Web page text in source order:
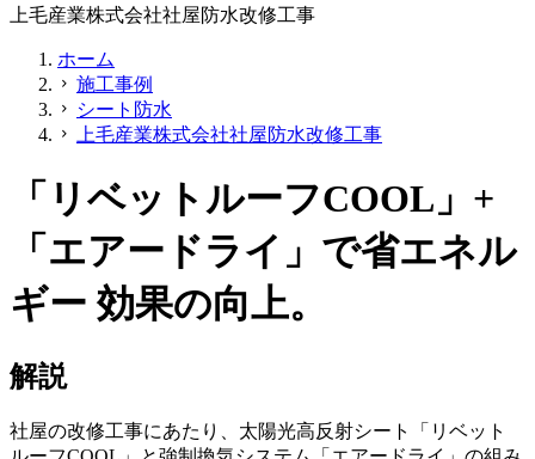
上毛産業株式会社社屋防水改修工事
ホーム
chevron_right 施工事例
chevron_right シート防水
chevron_right 上毛産業株式会社社屋防水改修工事
「リベットルーフCOOL」+
「エアードライ」で省エネル
ギー 効果の向上。
解説
社屋の改修工事にあたり、太陽光高反射シート「リベット